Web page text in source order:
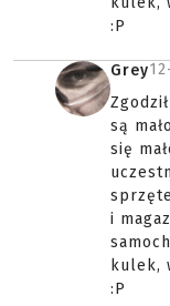
:P
Grey
są
się
i
kulek,
:P